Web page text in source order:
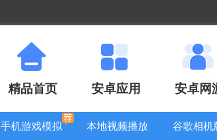
精品首页 安卓应用 安卓网
手机游戏模拟
本地视频播放
谷歌相机